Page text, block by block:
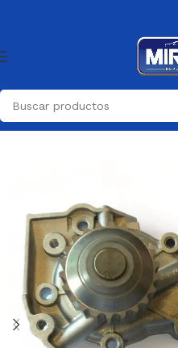
Inicio Refrigeracion